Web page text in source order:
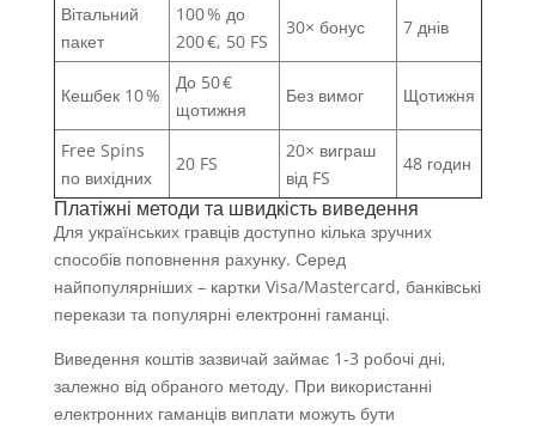
Вітальний
пакет
100 % до
200 €, 50 FS
30× бонус 7 днів
Кешбек 10 %
До 50 €
щотижня
Без вимог Щотижня
Free Spins
по вихідних
20 FS
20× виграш
від FS
48 годин
Платіжні методи та швидкість виведення
Для українських гравців доступно кілька зручних
способів поповнення рахунку. Серед
найпопулярніших – картки Visa/Mastercard, банківські
перекази та популярні електронні гаманці.
Виведення коштів зазвичай займає 1‑3 робочі дні,
залежно від обраного методу. При використанні
електронних гаманців виплати можуть бути